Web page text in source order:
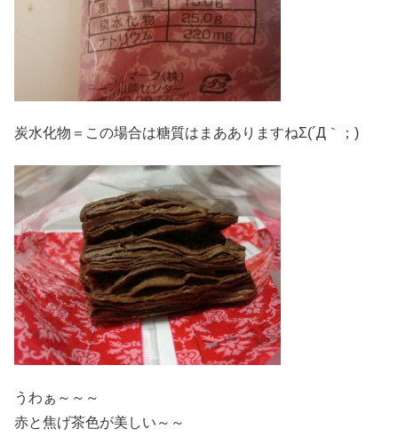
炭水化物＝この場合は糖質はまあありますねΣ(´Д｀；)
うわぁ～～～
赤と焦げ茶色が美しい～～